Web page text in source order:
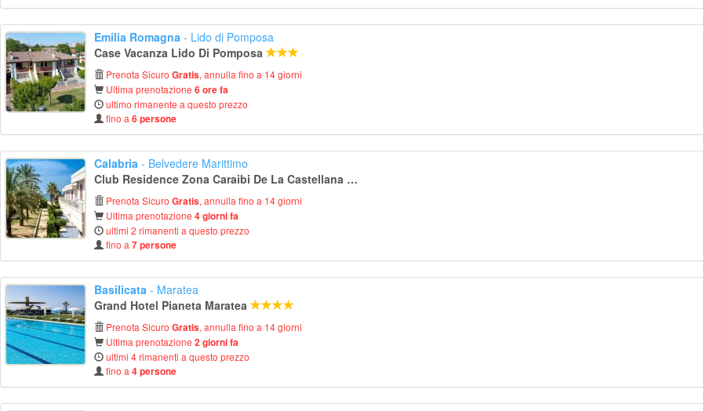
Emilia Romagna - Lido di Pomposa
Case Vacanza Lido Di Pomposa
Prenota Sicuro Gratis, annulla fino a 14 giorni
Ultima prenotazione 6 ore fa
ultimo rimanente a questo prezzo
fino a 6 persone
Calabria - Belvedere Marittimo
Club Residence Zona Caraibi De La Castellana Mare
Prenota Sicuro Gratis, annulla fino a 14 giorni
Ultima prenotazione 4 giorni fa
ultimi 2 rimanenti a questo prezzo
fino a 7 persone
Basilicata - Maratea
Grand Hotel Pianeta Maratea
Prenota Sicuro Gratis, annulla fino a 14 giorni
Ultima prenotazione 2 giorni fa
ultimi 4 rimanenti a questo prezzo
fino a 4 persone